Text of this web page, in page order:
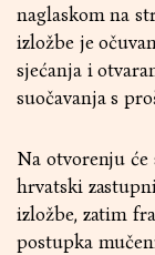
naglaskom na
izložbe je
sjećanja i
suočavanja s
Na otvorenju
hrvatski
izložbe, zatim
postupka